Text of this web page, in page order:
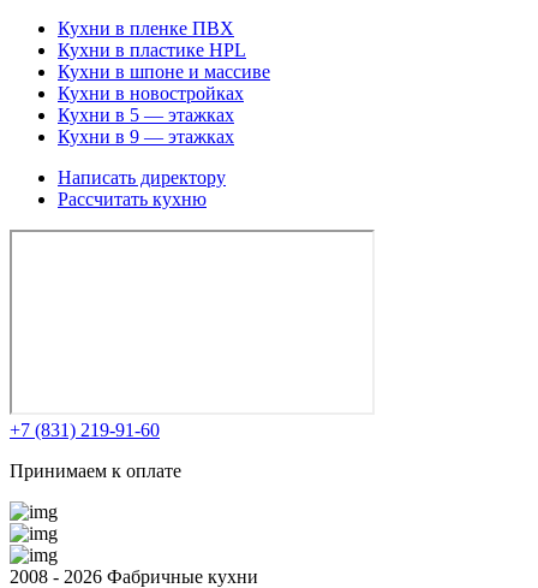
Кухни в пленке ПВХ
Кухни в пластике HPL
Кухни в шпоне и массиве
Кухни в новостройках
Кухни в 5 — этажках
Кухни в 9 — этажках
Написать директору
Рассчитать кухню
+7 (831) 219-91-60
Принимаем к оплате
2008 - 2026 Фабричные кухни